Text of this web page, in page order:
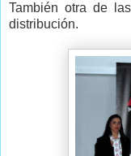
También otra de
distribución.